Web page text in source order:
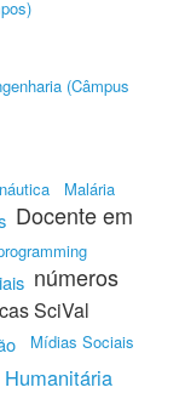
(Câmpus
Malária
Mídias Sociais
Docente em
números
SciVal